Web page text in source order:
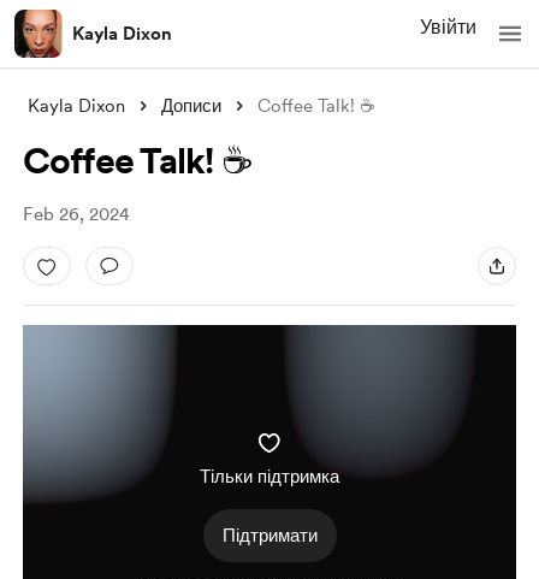
Kayla Dixon Увійти
Kayla Dixon Дописи Coffee Talk! ☕️
Coffee Talk! ☕️
Feb 26, 2024
Тільки підтримка
Підтримати